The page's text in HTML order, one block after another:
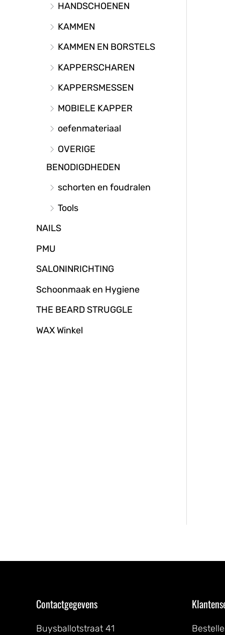
HANDSCHOENEN
KAMMEN
KAMMEN EN BORSTELS
KAPPERSCHAREN
KAPPERSMESSEN
MOBIELE KAPPER
oefenmateriaal
OVERIGE
BENODIGDHEDEN
schorten en foudralen
Tools
NAILS
PMU
SALONINRICHTING
Schoonmaak en Hygiene
THE BEARD STRUGGLE
WAX Winkel
Contactgegevens
Buysballotstraat 41